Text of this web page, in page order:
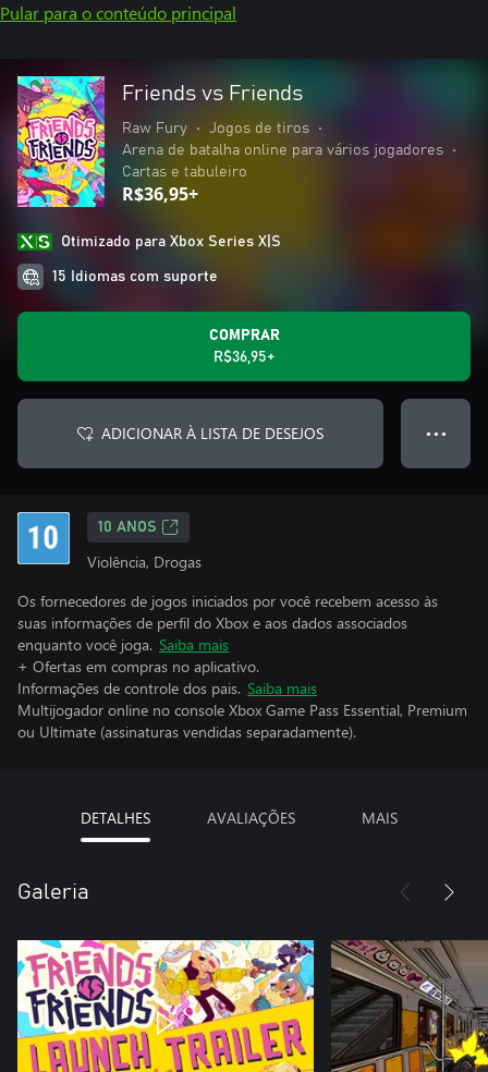
Pular para o conteúdo principal
Friends vs Friends
Raw Fury • Jogos de tiros
•
Arena de batalha online para vários jogadores
•
Cartas e tabuleiro
R$36,95+
Otimizado para Xbox Series X|S
15 Idiomas com suporte
COMPRAR
R$36,95+
ADICIONAR À LISTA DE DESEJOS ● ● ●
10 ANOS
Violência, Drogas
Os fornecedores de jogos iniciados por você recebem acesso às
suas informações de perfil do Xbox e aos dados associados
enquanto você joga. Saiba mais
+ Ofertas em compras no aplicativo.
Informações de controle dos pais. Saiba mais
Multijogador online no console Xbox Game Pass Essential, Premium
ou Ultimate (assinaturas vendidas separadamente).
DETALHES AVALIAÇÕES MAIS
Galeria